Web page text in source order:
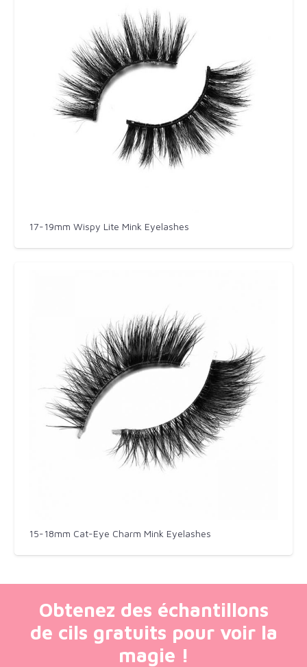
17-19mm Wispy Lite Mink Eyelashes
15-18mm Cat-Eye Charm Mink Eyelashes
Obtenez des échantillons
de cils gratuits pour voir la
magie !